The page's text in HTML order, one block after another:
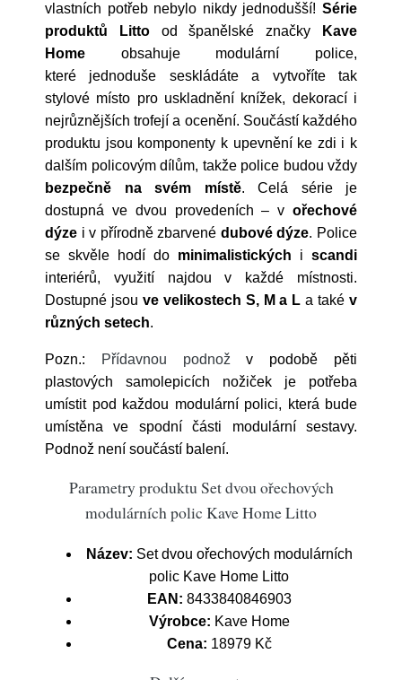
vlastních potřeb nebylo nikdy jednodušší! Série
produktů Littood španělské značky
Kave
Home obsahuje modulární police,
které jednoduše seskládáte a vytvoříte tak
stylové místo pro uskladnění knížek, dekorací i
nejrůznějších trofejí a ocenění. Součástí každého
produktu jsou komponenty k upevnění ke zdi i k
dalším policovým dílům, takže police budou vždy
bezpečně na svém místě. Celá série je
dostupná ve dvou provedeních – v ořechové
dýze i v přírodně zbarvené dubové dýze. Police
se skvěle hodí do minimalistických i scandi
interiérů, využití najdou v každé místnosti.
Dostupné jsou ve velikostech S, M a L a takév
různých setech.
Pozn.: Přídavnou podnož v podobě pěti
plastových samolepicích nožiček je potřeba
umístit pod každou modulární polici, která bude
umístěna ve spodní části modulární sestavy.
Podnož není součástí balení.
Parametry produktu Set dvou ořechových
modulárních polic Kave Home Litto
Název: Set dvou ořechových modulárních
polic Kave Home Litto
EAN: 8433840846903
Výrobce: Kave Home
Cena: 18979 Kč